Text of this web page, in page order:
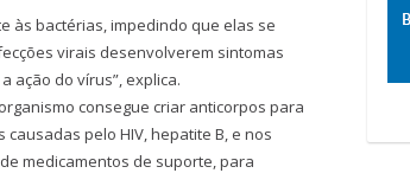
às bactérias, impedindo que elas se
virais desenvolverem sintomas
ação do vírus”, explica.
consegue criar anticorpos para
pelo HIV, hepatite B, e nos
medicamentos de suporte, para